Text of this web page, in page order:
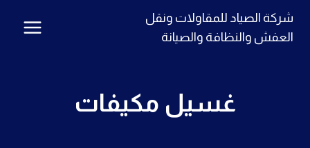
التجاوز
شركة الصياد للمقاولات ونقل
العفش والنظافة والصيانة
غسيل مكيفات